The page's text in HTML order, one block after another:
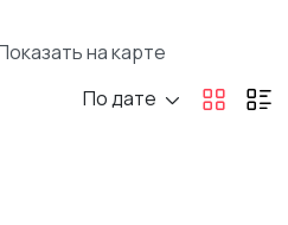
на карте
По дате